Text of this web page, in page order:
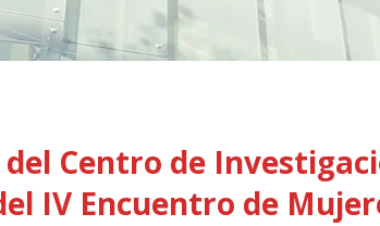
Centro de
IV Encuentro de